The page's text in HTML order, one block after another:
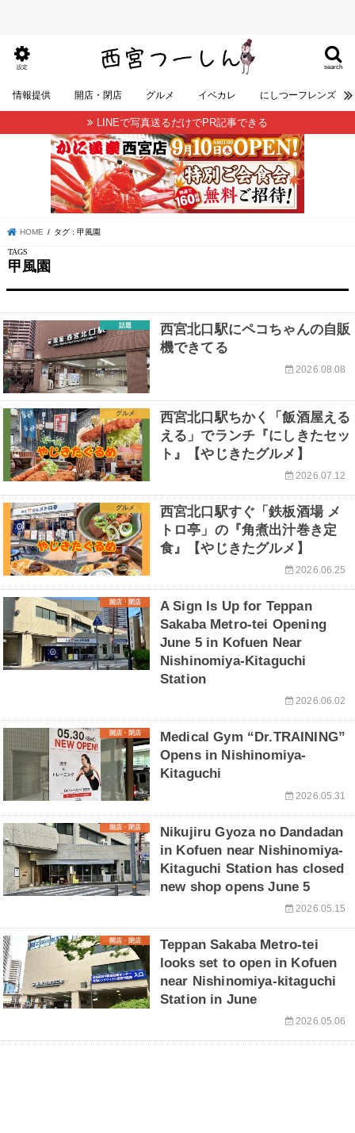
search
設定
情報提供 開店・閉店 グルメ イベカレ にしつーフレンズ
LINEで写真送るだけでPR記事できる
HOME タグ : 甲風園
甲風園
話題
西宮北口駅にペコちゃんの自販
機できてる
2026.08.08
グルメ
西宮北口駅ちかく「飯酒屋える
える」でランチ『にしきたセッ
ト』【やじきたグルメ】
2026.07.12
グルメ
西宮北口駅すぐ「鉄板酒場 メ
トロ亭」の『角煮出汁巻き定
食』【やじきたグルメ】
2026.06.25
開店・閉店
A Sign Is Up for Teppan
Sakaba Metro-tei Opening
June 5 in Kofuen Near
Nishinomiya-Kitaguchi
Station
2026.06.02
開店・閉店
Medical Gym “Dr.TRAINING”
Opens in Nishinomiya-
Kitaguchi
2026.05.31
開店・閉店
Nikujiru Gyoza no Dandadan
in Kofuen near Nishinomiya-
Kitaguchi Station has closed
new shop opens June 5
2026.05.15
開店・閉店
Teppan Sakaba Metro-tei
looks set to open in Kofuen
near Nishinomiya-kitaguchi
Station in June
2026.05.06